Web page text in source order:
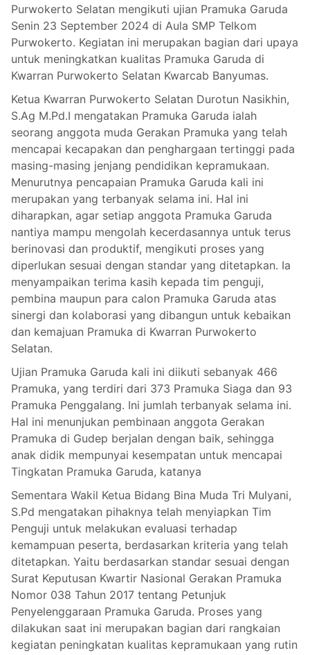
Purwokerto Selatan mengikuti ujian Pramuka Garuda
Senin 23 September 2024 di Aula SMP Telkom
Purwokerto. Kegiatan ini merupakan bagian dari upaya
untuk meningkatkan kualitas Pramuka Garuda di
Kwarran Purwokerto Selatan Kwarcab Banyumas.
Ketua Kwarran Purwokerto Selatan Durotun Nasikhin,
S.Ag M.Pd.I mengatakan Pramuka Garuda ialah
seorang anggota muda Gerakan Pramuka yang telah
mencapai kecapakan dan penghargaan tertinggi pada
masing-masing jenjang pendidikan kepramukaan.
Menurutnya pencapaian Pramuka Garuda kali ini
merupakan yang terbanyak selama ini. Hal ini
diharapkan, agar setiap anggota Pramuka Garuda
nantiya mampu mengolah kecerdasannya untuk terus
berinovasi dan produktif, mengikuti proses yang
diperlukan sesuai dengan standar yang ditetapkan. Ia
menyampaikan terima kasih kepada tim penguji,
pembina maupun para calon Pramuka Garuda atas
sinergi dan kolaborasi yang dibangun untuk kebaikan
dan kemajuan Pramuka di Kwarran Purwokerto
Selatan.
Ujian Pramuka Garuda kali ini diikuti sebanyak 466
Pramuka, yang terdiri dari 373 Pramuka Siaga dan 93
Pramuka Penggalang. Ini jumlah terbanyak selama ini.
Hal ini menunjukan pembinaan anggota Gerakan
Pramuka di Gudep berjalan dengan baik, sehingga
anak didik mempunyai kesempatan untuk mencapai
Tingkatan Pramuka Garuda, katanya
Sementara Wakil Ketua Bidang Bina Muda Tri Mulyani,
S.Pd mengatakan pihaknya telah menyiapkan Tim
Penguji untuk melakukan evaluasi terhadap
kemampuan peserta, berdasarkan kriteria yang telah
ditetapkan. Yaitu berdasarkan standar sesuai dengan
Surat Keputusan Kwartir Nasional Gerakan Pramuka
Nomor 038 Tahun 2017 tentang Petunjuk
Penyelenggaraan Pramuka Garuda. Proses yang
dilakukan saat ini merupakan bagian dari rangkaian
kegiatan peningkatan kualitas kepramukaan yang rutin